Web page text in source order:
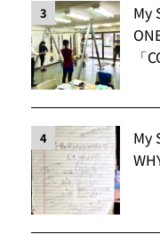
3
My
「
4
My